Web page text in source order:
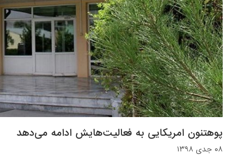
پوهتنون امریکایی به فعالیت‌هایش ادامه می‌دهد
۰۸ جدی ۱۳۹۸